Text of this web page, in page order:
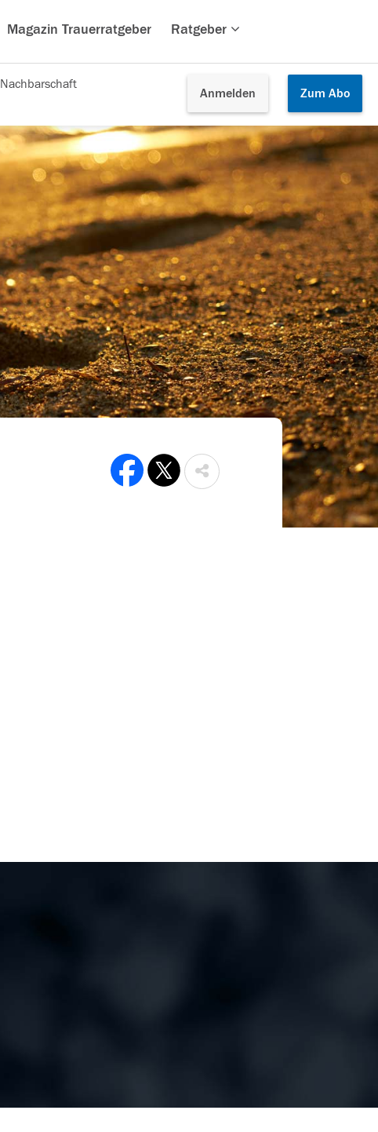
Magazin Trauerratgeber Ratgeber
Anmelden Zum Abo
Nachbarschaft